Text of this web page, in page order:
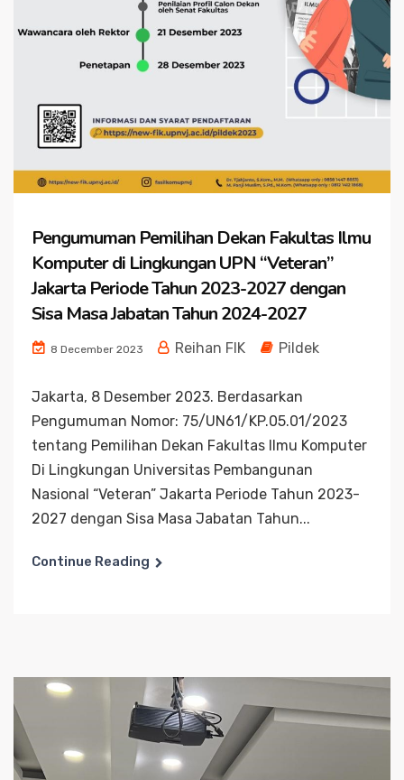
Pengumuman Pemilihan Dekan Fakultas Ilmu
Komputer di Lingkungan UPN “Veteran”
Jakarta Periode Tahun 2023-2027 dengan
Sisa Masa Jabatan Tahun 2024-2027
8 December 2023 Reihan FIK Pildek
Jakarta, 8 Desember 2023. Berdasarkan
Pengumuman Nomor: 75/UN61/KP.05.01/2023
tentang Pemilihan Dekan Fakultas Ilmu Komputer
Di Lingkungan Universitas Pembangunan
Nasional “Veteran” Jakarta Periode Tahun 2023-
2027 dengan Sisa Masa Jabatan Tahun...
Continue Reading